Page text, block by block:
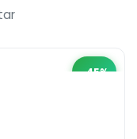
-45%